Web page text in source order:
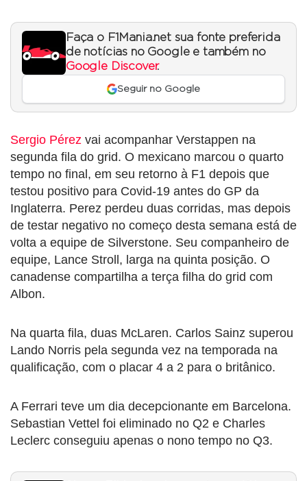
Faça o F1Mania.net sua fonte preferida
de notícias no Google e também no
Google Discover.
Seguir no Google
Sergio Pérez vai acompanhar Verstappen na
segunda fila do grid. O mexicano marcou o quarto
tempo no final, em seu retorno à F1 depois que
testou positivo para Covid-19 antes do GP da
Inglaterra. Perez perdeu duas corridas, mas depois
de testar negativo no começo desta semana está de
volta a equipe de Silverstone. Seu companheiro de
equipe, Lance Stroll, larga na quinta posição. O
canadense compartilha a terça filha do grid com
Albon.
Na quarta fila, duas McLaren. Carlos Sainz superou
Lando Norris pela segunda vez na temporada na
qualificação, com o placar 4 a 2 para o britânico.
A Ferrari teve um dia decepcionante em Barcelona.
Sebastian Vettel foi eliminado no Q2 e Charles
Leclerc conseguiu apenas o nono tempo no Q3.